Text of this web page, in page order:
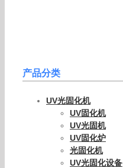
产品分类
UV光固化机
UV固化机
UV光固机
UV固化炉
光固化机
UV光固化设备